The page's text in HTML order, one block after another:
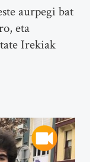
aurpegi bat
eta
Irekiak